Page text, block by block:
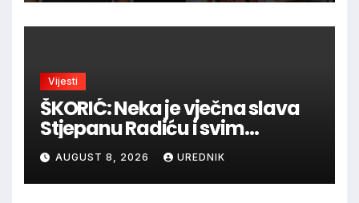
Vijesti
ŠKORIĆ: Neka je vječna slava
Stjepanu Radiću i svim
hrvatskim velikanima, a
vječna zahvalnost hrvatskim
braniteljima
AUGUST 8, 2026 UREDNIK